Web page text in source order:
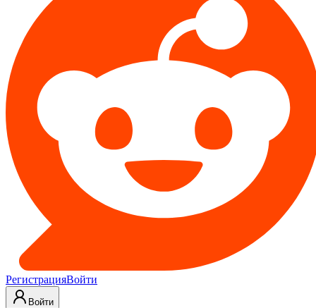
РегистрацияВойти
Войти